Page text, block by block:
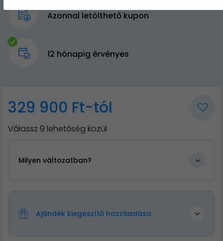
Azonnal letölthető kupon
12 hónapig érvényes
329 900 Ft-tól
Válassz 9 lehetőség közül
Milyen változatban?
Ajándék kiegészítő hozzáadása